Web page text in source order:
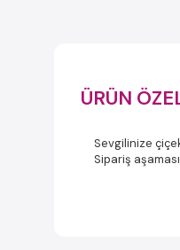
ÜRÜN
Sevgilinize
Sipariş